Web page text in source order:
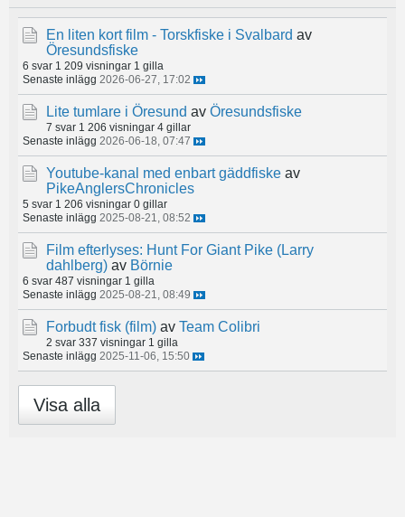
En liten kort film - Torskfiske i Svalbard av
Öresundsfiske
6 svar 1 209 visningar 1 gilla
Senaste inlägg 2026-06-27, 17:02
Lite tumlare i Öresund av Öresundsfiske
7 svar 1 206 visningar 4 gillar
Senaste inlägg 2026-06-18, 07:47
Youtube-kanal med enbart gäddfiske av
PikeAnglersChronicles
5 svar 1 206 visningar 0 gillar
Senaste inlägg 2025-08-21, 08:52
Film efterlyses: Hunt For Giant Pike (Larry
dahlberg) av Börnie
6 svar 487 visningar 1 gilla
Senaste inlägg 2025-08-21, 08:49
Forbudt fisk (film) av Team Colibri
2 svar 337 visningar 1 gilla
Senaste inlägg 2025-11-06, 15:50
Visa alla